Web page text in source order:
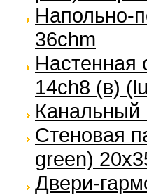
Напольно-
36chm
Настенная
14ch8 (в)
Канальный
Стеновая
green)
Двери-